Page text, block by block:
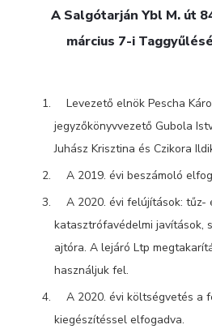
A Salgótarján Ybl M. út
március 7-i
Levezető elnök Pescha
jegyzőkönyvvezető Gubola
Juhász Krisztina és Czikora
A 2019. évi beszámoló
A 2020. évi felújítások: tűz-
katasztrófavédelmi javítások,
ajtóra. A lejáró Ltp
használjuk fel.
A 2020. évi költségvetés a
kiegészítéssel elfogadva.